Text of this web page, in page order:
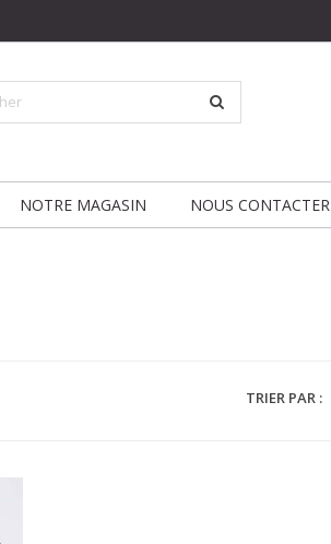
NOTRE MAGASIN NOUS CONTACTER
TRIER PAR :